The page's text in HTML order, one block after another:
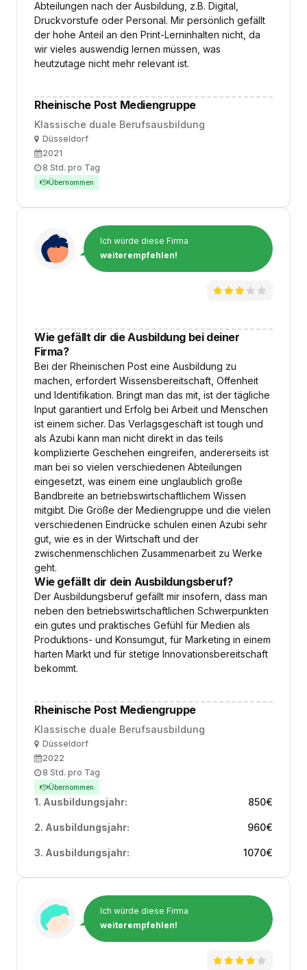
Abteilungen nach der Ausbildung, z.B. Digital,
Druckvorstufe oder Personal. Mir persönlich gefällt
der hohe Anteil an den Print-Lerninhalten nicht, da
wir vieles auswendig lernen müssen, was
heutzutage nicht mehr relevant ist.
Rheinische Post Mediengruppe
Klassische duale Berufsausbildung
OrtDüsseldorf
Ausbildungsbeginn
2021
Arbeitszeit
8 Std. pro Tag
Übernommen
Ich würde diese Firma
weiterempfehlen!
Wie gefällt dir die Ausbildung bei deiner
Firma?
Bei der Rheinischen Post eine Ausbildung zu
machen, erfordert Wissensbereitschaft, Offenheit
und Identifikation. Bringt man das mit, ist der tägliche
Input garantiert und Erfolg bei Arbeit und Menschen
ist einem sicher. Das Verlagsgeschäft ist tough und
als Azubi kann man nicht direkt in das teils
komplizierte Geschehen eingreifen, andererseits ist
man bei so vielen verschiedenen Abteilungen
eingesetzt, was einem eine unglaublich große
Bandbreite an betriebswirtschaftlichem Wissen
mitgibt. Die Größe der Mediengruppe und die vielen
verschiedenen Eindrücke schulen einen Azubi sehr
gut, wie es in der Wirtschaft und der
zwischenmenschlichen Zusammenarbeit zu Werke
geht.
Wie gefällt dir dein Ausbildungsberuf?
Der Ausbildungsberuf gefällt mir insofern, dass man
neben den betriebswirtschaftlichen Schwerpunkten
ein gutes und praktisches Gefühl für Medien als
Produktions- und Konsumgut, für Marketing in einem
harten Markt und für stetige Innovationsbereitschaft
bekommt.
Rheinische Post Mediengruppe
Klassische duale Berufsausbildung
OrtDüsseldorf
Ausbildungsbeginn
2022
Arbeitszeit
8 Std. pro Tag
Übernommen
1. Ausbildungsjahr: 850€
2. Ausbildungsjahr: 960€
3. Ausbildungsjahr: 1070€
Ich würde diese Firma
weiterempfehlen!